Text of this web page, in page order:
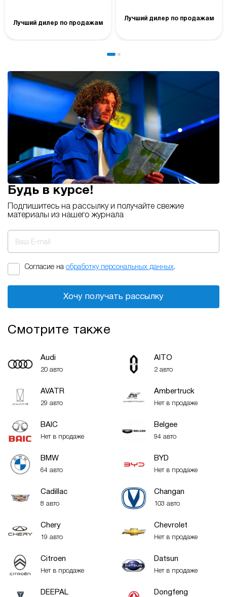
Лучший дилер по продажам
Лучший дилер по продажам
Будь в курсе!
Подпишитесь на рассылку и получайте свежие
материалы из нашего журнала
Ваш E-mail
Согласие на обработку персональных данных.
Хочу получать рассылку
Смотрите также
Audi
20 авто
AITO
2 авто
AVATR
29 авто
Ambertruck
Нет в продаже
BAIC
Нет в продаже
Belgee
94 авто
BMW
64 авто
BYD
Нет в продаже
Cadillac
8 авто
Changan
103 авто
Chery
19 авто
Chevrolet
Нет в продаже
Citroen
Нет в продаже
Datsun
Нет в продаже
DEEPAL Dongfeng